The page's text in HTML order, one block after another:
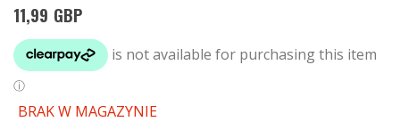
11,99 GBP
BRAK W MAGAZYNIE